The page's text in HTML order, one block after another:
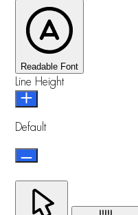
Readable Font
Line Height
Default